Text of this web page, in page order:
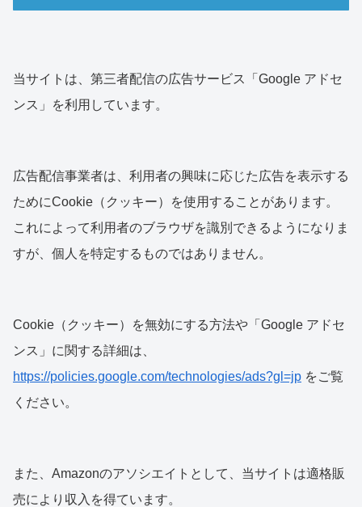
当サイトは、第三者配信の広告サービス「Google アドセ
ンス」を利用しています。
広告配信事業者は、利用者の興味に応じた広告を表示する
ためにCookie（クッキー）を使用することがあります。
これによって利用者のブラウザを識別できるようになりま
すが、個人を特定するものではありません。
Cookie（クッキー）を無効にする方法や「Google アドセ
ンス」に関する詳細は、
https://policies.google.com/technologies/ads?gl=jp をご覧
ください。
また、Amazonのアソシエイトとして、当サイトは適格販
売により収入を得ています。